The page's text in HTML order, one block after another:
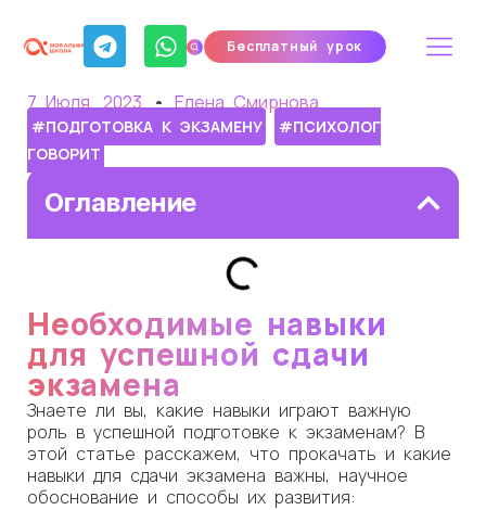
Бесплатный урок
7 Июля, 2023 Елена Смирнова
#ПОДГОТОВКА К ЭКЗАМЕНУ
#ПСИХОЛОГ
ГОВОРИТ
Оглавление
Необходимые навыки
для успешной сдачи
экзамена
Знаете ли вы, какие навыки играют важную
роль в успешной подготовке к экзаменам? В
этой статье расскажем, что прокачать и какие
навыки для сдачи экзамена важны, научное
обоснование и способы их развития: